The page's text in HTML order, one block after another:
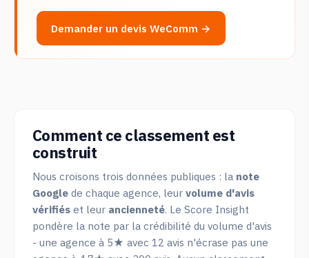
Demander un devis WeComm →
Comment ce classement est
construit
Nous croisons trois données publiques : la note
Googlede chaque agence, leur volume d'avis
vérifiéset leur ancienneté. Le Score Insight
pondère la note par la crédibilité du volume d'avis
- une agence à 5★ avec 12 avis n'écrase pas une